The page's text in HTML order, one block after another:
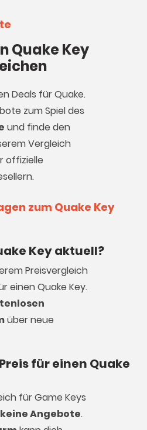
Quake Key
Deals für Quake.
zum Spiel des
und finde den
Vergleich
offizielle
zum Quake Key
Key aktuell?
Preisvergleich
einen Quake Key.
über neue
für einen Quake
fürGame Keys
Angebote.